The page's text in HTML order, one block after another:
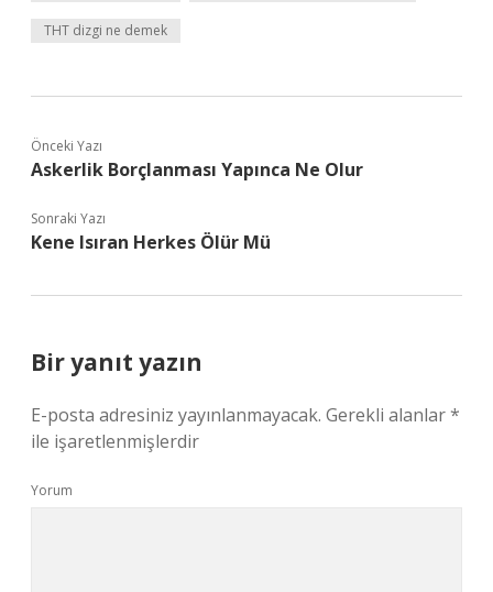
THT dizgi ne demek
Önceki Yazı
Askerlik Borçlanması Yapınca Ne Olur
Sonraki Yazı
Kene Isıran Herkes Ölür Mü
Bir yanıt yazın
E-posta adresiniz yayınlanmayacak. Gerekli alanlar*
ile işaretlenmişlerdir
Yorum